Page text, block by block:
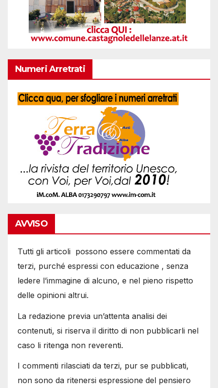
Numeri Arretrati
AVVISO
Tutti gli articoli possono essere commentati da
terzi, purché espressi con educazione , senza
ledere l’immagine di alcuno, e nel pieno rispetto
delle opinioni altrui.
La redazione previa un’attenta analisi dei
contenuti, si riserva il diritto di non pubblicarli nel
caso li ritenga non reverenti.
I commenti rilasciati da terzi, pur se pubblicati,
non sono da ritenersi espressione del pensiero